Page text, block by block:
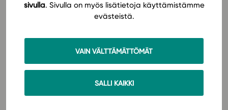
sivulla. Sivulla on myös lisätietoja käyttämistämme
evästeistä.
VAIN VÄLTTÄMÄTTÖMÄT
SALLI KAIKKI
monipuolisia mahdollisuuksia esimerkiksi
opiskelijoiden etenemisen seurannassa
Webinaarissa sinulla on myös hyvä tilaisuus esittää
Webinaarin esittelyosuus tallennetaan ja tallenne